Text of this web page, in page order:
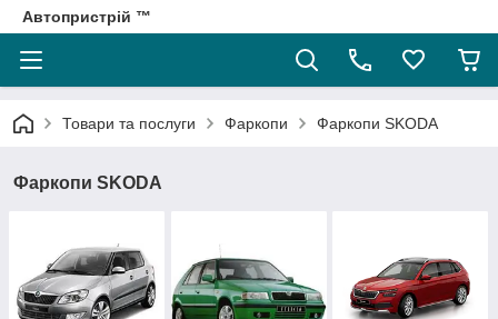
Автопристрій ™
Товари та послуги Фаркопи Фаркопи SKODA
Фаркопи SKODA